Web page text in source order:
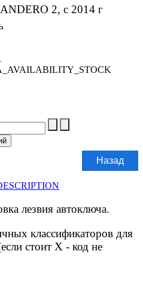
2, c 2014 г
лезвия автоключа.
классификаторов для
стоит X - код не